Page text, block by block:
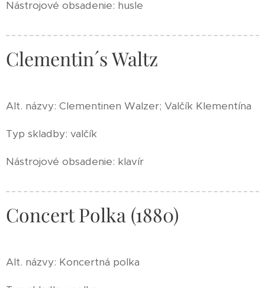
Nástrojové obsadenie: husle
Clementin´s Waltz
Alt. názvy: Clementinen Walzer; Valčík Klementína
Typ skladby: valčík
Nástrojové obsadenie: klavír
Concert Polka (1880)
Alt. názvy: Koncertná polka